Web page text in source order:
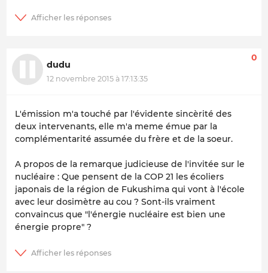
dudu
12 novembre 2015 à 17:13:35
0
L'émission m'a touché par l'évidente sincèrité des
deux intervenants, elle m'a meme émue par la
complémentarité assumée du frère et de la soeur.
A propos de la remarque judicieuse de l'invitée sur le
nucléaire : Que pensent de la COP 21 les écoliers
japonais de la région de Fukushima qui vont à l'école
avec leur dosimètre au cou ? Sont-ils vraiment
convaincus que "l'énergie nucléaire est bien une
énergie propre" ?